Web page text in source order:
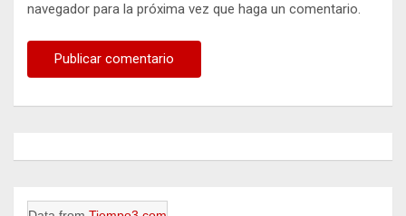
navegador para la próxima vez que haga un comentario.